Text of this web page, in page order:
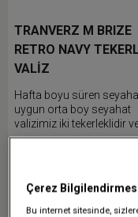
TRANVERZ M BRIZE
RETRO NAVY
VALİZ
Hafta boyu süren
uygun orta boy seyahat
valizimiz iki tekerleklidir
entegre TSA kilit ile
11.999,00 TL
Çerez
Bu internet sitesinde,